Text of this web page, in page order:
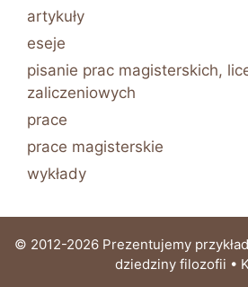
artykuły
eseje
pisanie prac magisterskich,
zaliczeniowych
prace
prace magisterskie
wykłady
© 2012-2026 Prezentujemy
dziedziny filozofii •